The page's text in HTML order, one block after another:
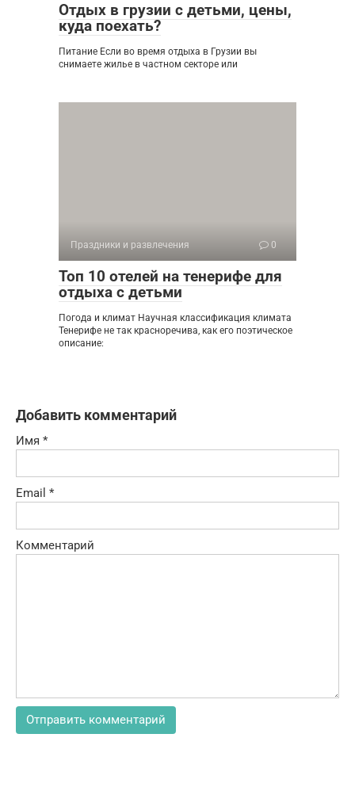
Отдых в грузии с детьми, цены,
куда поехать?
Питание Если во время отдыха в Грузии вы
снимаете жилье в частном секторе или
Праздники и развлечения 0
Топ 10 отелей на тенерифе для
отдыха с детьми
Погода и климат Научная классификация климата
Тенерифе не так красноречива, как его поэтическое
описание:
Добавить комментарий
Имя *
Email *
Комментарий